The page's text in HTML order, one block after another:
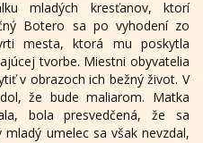
mladých kresťanov, ktorí
Botero sa po vyhodení zo
mesta, ktorá mu poskytla
tvorbe. Miestni obyvatelia
v obrazoch ich bežný život. V
že bude maliarom. Matka
bola presvedčená, že sa
umelec sa však nevzdal,